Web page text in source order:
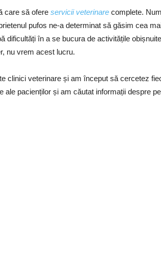
care să ofere servicii veterinare complete.
pufos ne-a determinat să găsim cea
dificultăți în a se bucura de activitățile
nu vrem acest lucru.
clinici veterinare și am început să cercetez
ale pacienților și am căutat informații despre